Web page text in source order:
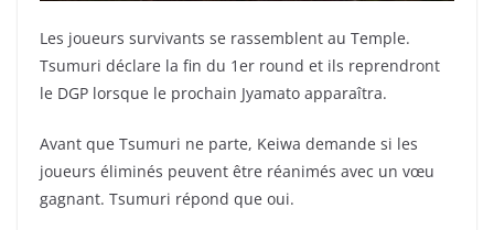
Les joueurs survivants se rassemblent au Temple.
Tsumuri déclare la fin du 1er round et ils reprendront
le DGP lorsque le prochain Jyamato apparaîtra.
Avant que Tsumuri ne parte, Keiwa demande si les
joueurs éliminés peuvent être réanimés avec un vœu
gagnant. Tsumuri répond que oui.